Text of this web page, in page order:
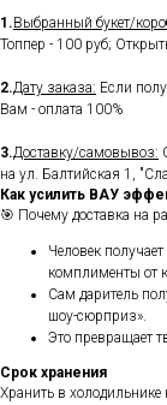
1.Выбранный букет/
Топпер - 100 руб;
2.Дату заказа: Если
Вам - оплата 100%
3.Доставку/самовывоз:
на ул. Балтийская 1,
Как усилить ВАУ
🎯 Почему доставка на
Человек
комплименты от
Сам даритель
шоу-сюрприз».
Это превращает
Срок хранения
Хранить в